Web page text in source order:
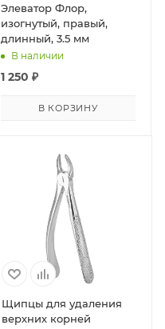
Элеватор Флор,
изогнутый, правый,
длинный, 3.5 мм
В наличии
1 250 ₽
В КОРЗИНУ
Щипцы для удаления
верхних корней